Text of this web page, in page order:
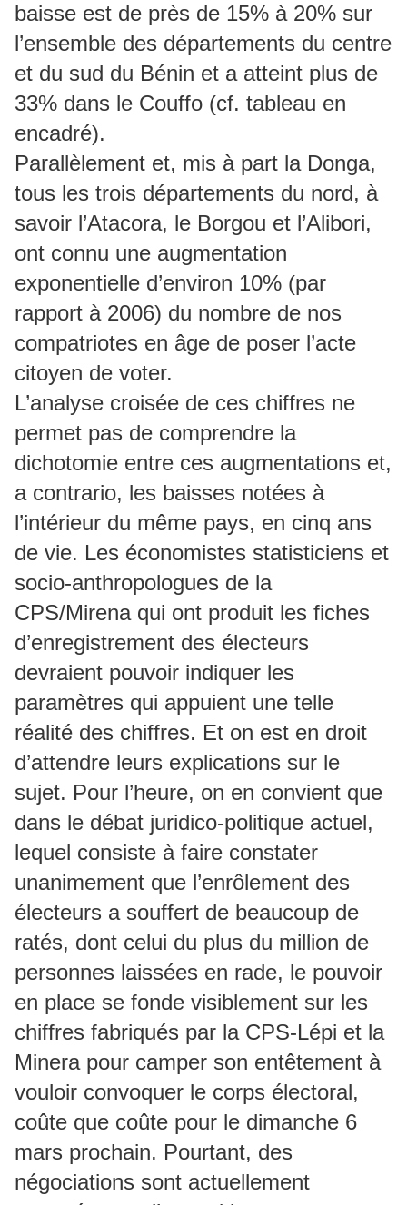
baisse est de près de 15% à 20% sur
l’ensemble des départements du centre
et du sud du Bénin et a atteint plus de
33% dans le Couffo (cf. tableau en
encadré).
Parallèlement et, mis à part la Donga,
tous les trois départements du nord, à
savoir l’Atacora, le Borgou et l’Alibori,
ont connu une augmentation
exponentielle d’environ 10% (par
rapport à 2006) du nombre de nos
compatriotes en âge de poser l’acte
citoyen de voter.
L’analyse croisée de ces chiffres ne
permet pas de comprendre la
dichotomie entre ces augmentations et,
a contrario, les baisses notées à
l’intérieur du même pays, en cinq ans
de vie. Les économistes statisticiens et
socio-anthropologues de la
CPS/Mirena qui ont produit les fiches
d’enregistrement des électeurs
devraient pouvoir indiquer les
paramètres qui appuient une telle
réalité des chiffres. Et on est en droit
d’attendre leurs explications sur le
sujet. Pour l’heure, on en convient que
dans le débat juridico-politique actuel,
lequel consiste à faire constater
unanimement que l’enrôlement des
électeurs a souffert de beaucoup de
ratés, dont celui du plus du million de
personnes laissées en rade, le pouvoir
en place se fonde visiblement sur les
chiffres fabriqués par la CPS-Lépi et la
Minera pour camper son entêtement à
vouloir convoquer le corps électoral,
coûte que coûte pour le dimanche 6
mars prochain. Pourtant, des
négociations sont actuellement